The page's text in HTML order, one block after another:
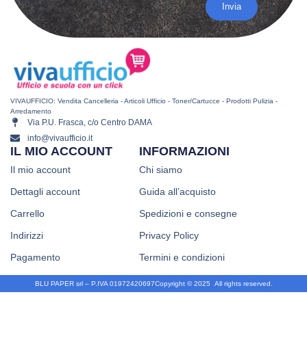
Invia
VIVAUFFICIO: Vendita Cancelleria - Articoli Ufficio - Toner/Cartucce - Prodotti Pulizia -
Arredamento
Via P.U. Frasca, c/o Centro DAMA
info@vivaufficio.it
INFORMAZIONI
Chi siamo
Guida all’acquisto
Spedizioni e consegne
Privacy Policy
Termini e condizioni
IL MIO ACCOUNT
Il mio account
Dettagli account
Carrello
Indirizzi
Pagamento
Copyright © 2025. All rights reserved.
BLU PAPER srl – P.IVA 01972420697